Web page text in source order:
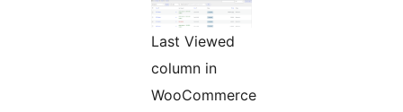
Last Viewed
column in
WooCommerce